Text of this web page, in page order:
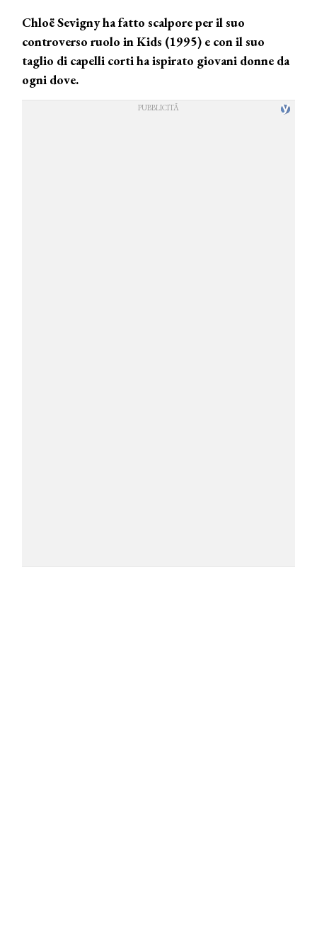
Chloë Sevigny ha fatto scalpore per il suo
controverso ruolo in Kids (1995) e con il suo
taglio di capelli corti ha ispirato giovani donne da
ogni dove.